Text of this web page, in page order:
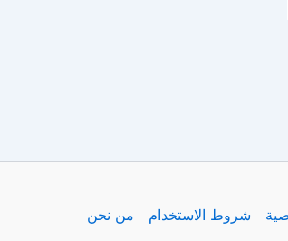
شروط الاستخدام
من نحن